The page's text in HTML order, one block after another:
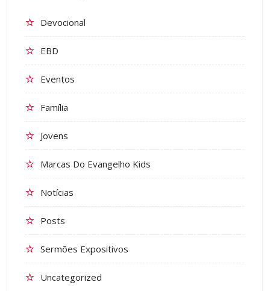
Devocional
EBD
Eventos
Família
Jovens
Marcas Do Evangelho Kids
Notícias
Posts
Sermões Expositivos
Uncategorized